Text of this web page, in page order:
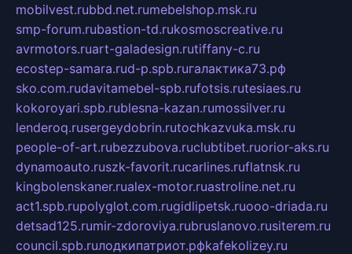
mobilvest.rubbd.net.rumebelshop.msk.ru
smp-forum.rubastion-td.rukosmoscreative.ru
avrmotors.ruart-galadesign.rutiffany-c.ru
ecostep-samara.rud-p.spb.ruгалактика73.рф
sko.com.rudavitamebel-spb.rufotsis.rutesiaes.ru
kokoroyari.spb.rublesna-kazan.rumossilver.ru
lenderoq.rusergeydobrin.rutochkazvuka.msk.ru
people-of-art.rubezzubova.ruclubtibet.ruorior-aks.ru
dynamoauto.ruszk-favorit.rucarlines.ruflatnsk.ru
kingbolenskaner.rualex-motor.ruastroline.net.ru
act1.spb.rupolyglot.com.rugidlipetsk.ruooo-driada.ru
detsad125.rumir-zdoroviya.rubruslanovo.rusiterem.ru
council.spb.ruлодкипатриот.рфkafekolizey.ru